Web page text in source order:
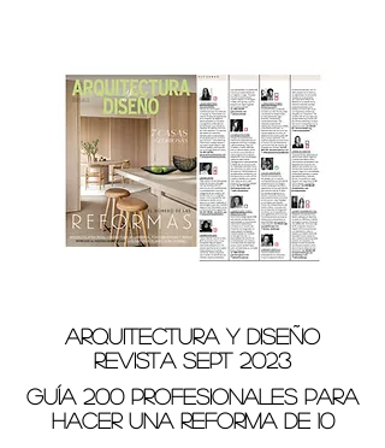
arquitectura y diseño
revista sept 2023
GUÍA 200 PROFESIONALES PARA
HACER UNA REFORMA DE 10